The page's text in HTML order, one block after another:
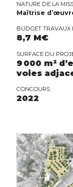
NATURE DE LA
Maîtrise
BUDGET TRAVAUX
8,7 M€
SURFACE DU
9 000 m²
voies
CONCOURS
2022